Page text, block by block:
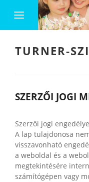
TURNER-
SZERZŐI JOGI
Szerzői jogi
A lap tulajdonosa
visszavonható
a weboldal és a
megtekintésére
számítógépen vagy